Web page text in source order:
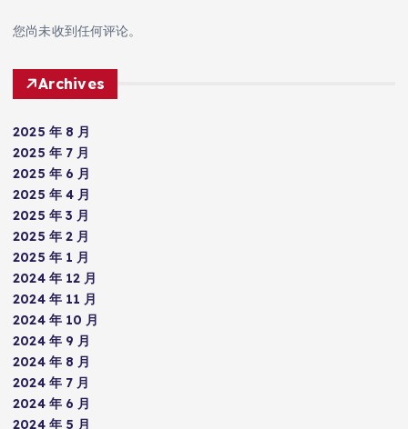
您尚未收到任何评论。
Archives
2025 年 8 月
2025 年 7 月
2025 年 6 月
2025 年 4 月
2025 年 3 月
2025 年 2 月
2025 年 1 月
2024 年 12 月
2024 年 11 月
2024 年 10 月
2024 年 9 月
2024 年 8 月
2024 年 7 月
2024 年 6 月
2024 年 5 月